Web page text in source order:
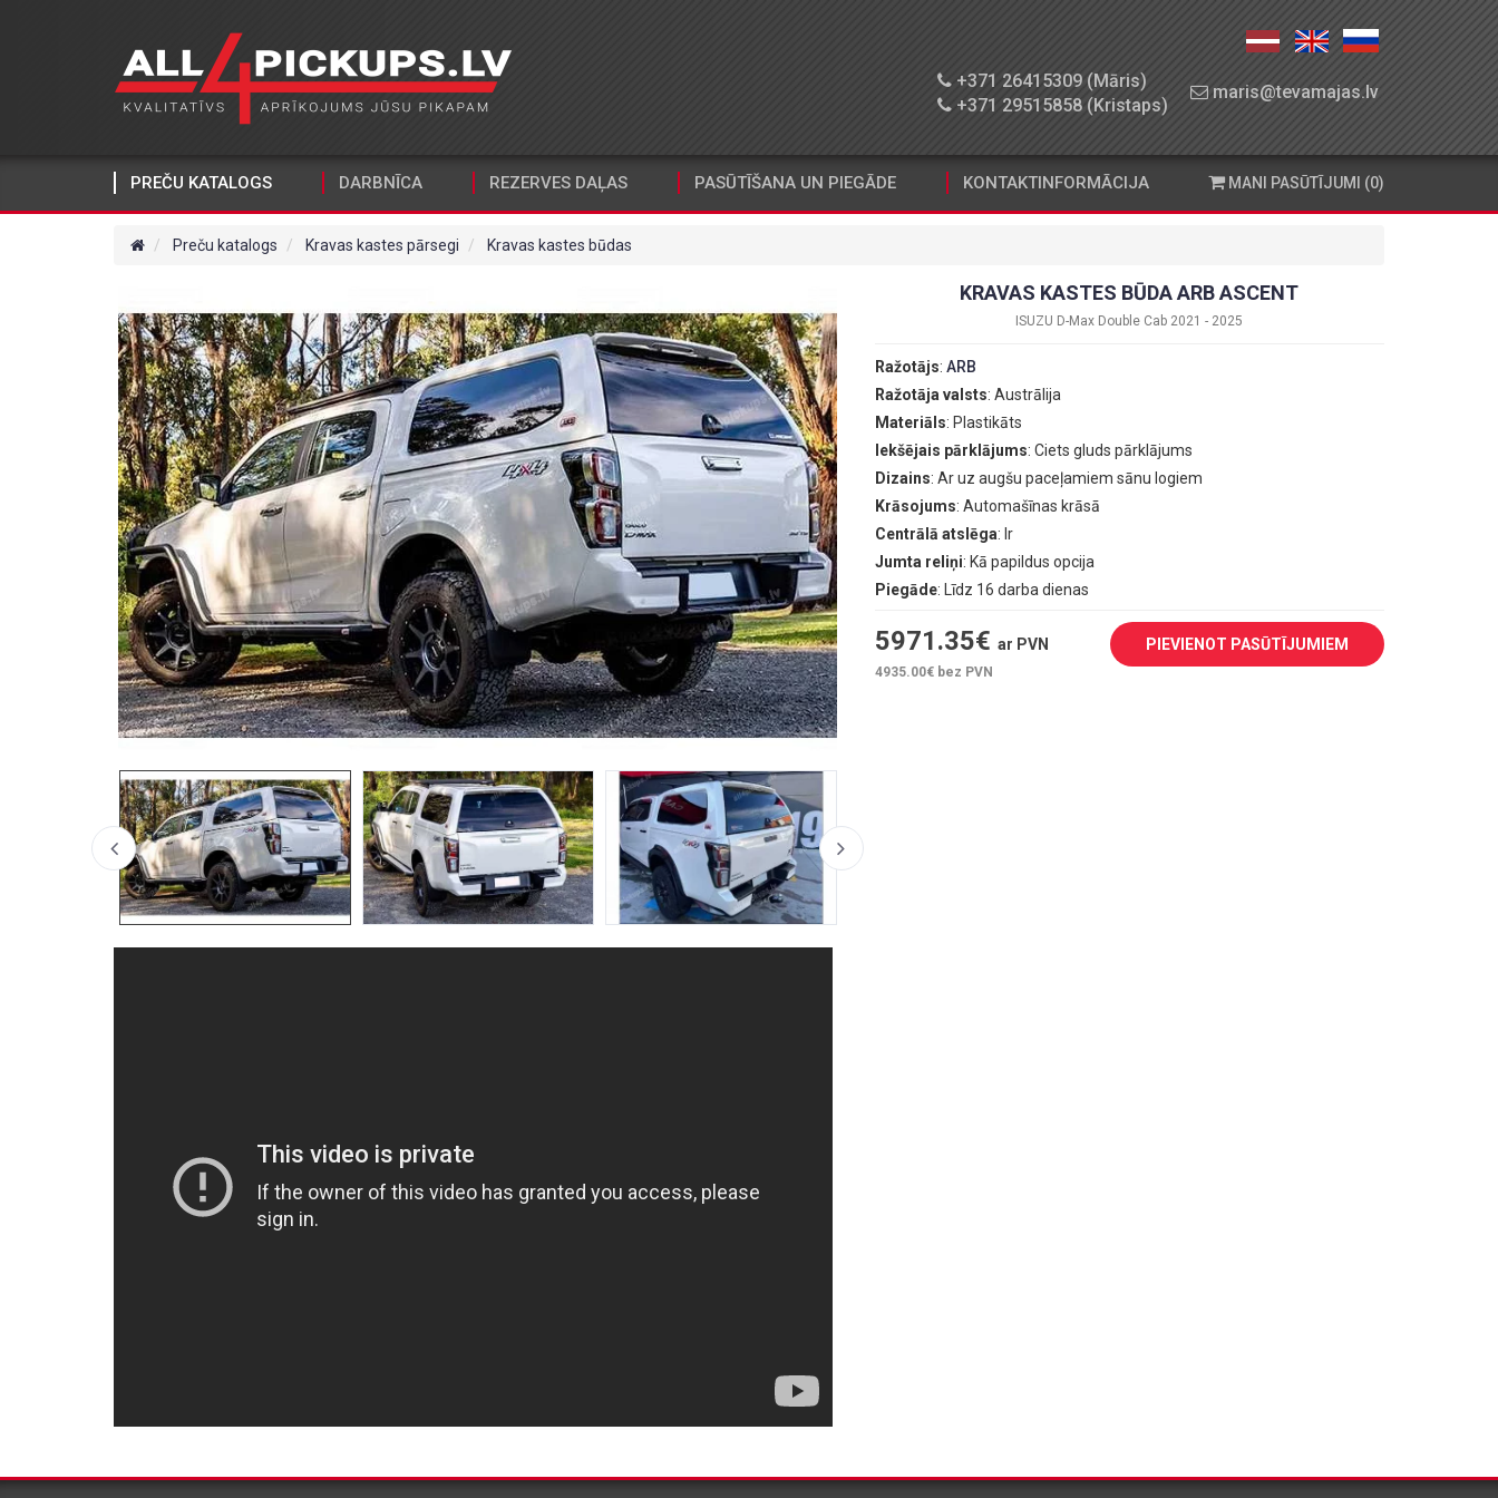
+371 26415309 (Māris)
+371 29515858 (Kristaps)
maris@tevamajas.lv
PREČU KATALOGS DARBNĪCA REZERVES DAĻAS PASŪTĪŠANA UN PIEGĀDE KONTAKTINFORMĀCIJA MANI PASŪTĪJUMI (0)
Preču katalogs Kravas kastes pārsegi Kravas kastes būdas
KRAVAS KASTES BŪDA ARB ASCENT
ISUZU D-Max Double Cab 2021 - 2025
Ražotājs: ARB
Ražotāja valsts: Austrālija
Materiāls: Plastikāts
Iekšējais pārklājums: Ciets gluds pārklājums
Dizains: Ar uz augšu paceļamiem sānu logiem
Krāsojums: Automašīnas krāsā
Centrālā atslēga: Ir
Jumta reliņi: Kā papildus opcija
Piegāde: Līdz 16 darba dienas
5971.35€ ar PVN
4935.00€ bez PVN
PIEVIENOT PASŪTĪJUMIEM